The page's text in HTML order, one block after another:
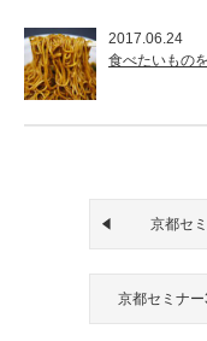
2017.06.24
食べたいもの
京都セ
京都セミナ